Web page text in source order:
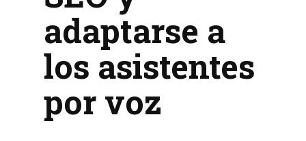
adaptarse a
los asistentes
por voz